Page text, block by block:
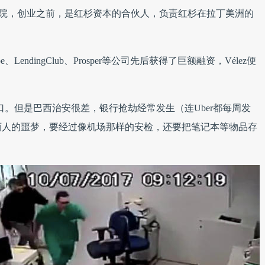
，创业之前，是红杉资本的合伙人，负责红杉在拉丁美洲的
LendingClub、Prosper等公司先后获得了巨额融资，Vélez便
但是巴西治安很差，银行抢劫经常发生（连Uber都每周发
的噩梦，要经过像机场那样的安检，还要把笔记本等物品存